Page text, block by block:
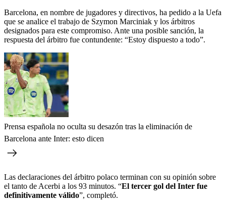
Barcelona, en nombre de jugadores y directivos, ha pedido a la Uefa
que se analice el trabajo de Szymon Marciniak y los árbitros
designados para este compromiso. Ante una posible sanción, la
respuesta del árbitro fue contundente: “Estoy dispuesto a todo”.
Prensa española no oculta su desazón tras la eliminación de
Barcelona ante Inter: esto dicen
Las declaraciones del árbitro polaco terminan con su opinión sobre
el tanto de Acerbi a los 93 minutos. “El tercer gol del Inter fue
definitivamente válido”, completó.